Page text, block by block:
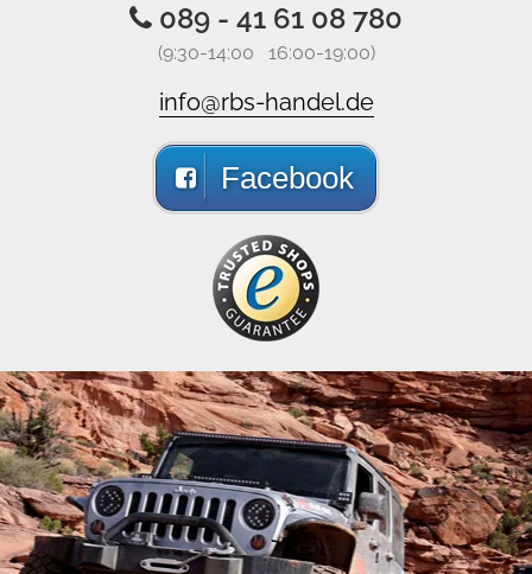
089 - 41 61 08 780
(9:30-14:00 16:00-19:00)
info@rbs-handel.de
Facebook